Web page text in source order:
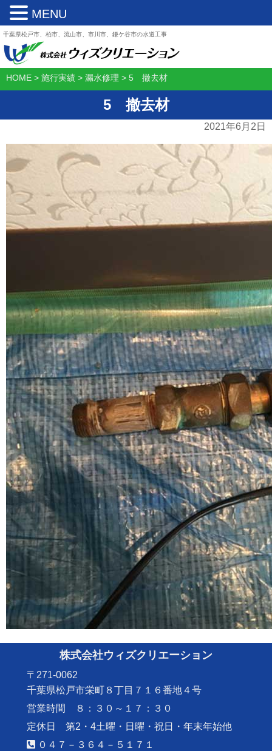
千葉県松戸市、柏市、流山市、市川市、鎌ケ谷市の水道工事
HOME > 施行実績 > 漏水修理 > 5 撤去材
5 撤去材
2021年6月2日
MENU
株式会社ウィズクリエーション
〒271-0062
千葉県松戸市栄町８丁目７１６番地４号
営業時間 ８：３０～１７：３０
定休日 第2・4土曜・日曜・祝日・年末年始他
０４７－３６４－５１７１